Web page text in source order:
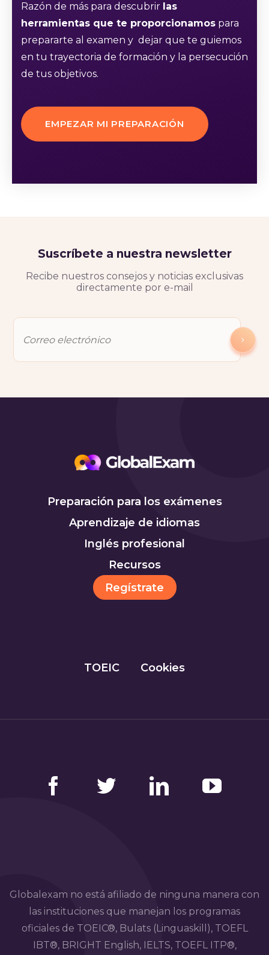
Razón de más para descubrir las
herramientas que te proporcionamos para
prepararte al examen y dejar que te guiemos
en tu trayectoria de formación y la persecución
de tus objetivos.
EMPEZAR MI PREPARACIÓN
Suscríbete a nuestra newsletter
Recibe nuestros consejos y noticias exclusivas
directamente por e-mail
Preparación para los exámenes
Aprendizaje de idiomas
Inglés profesional
Recursos
Regístrate
TOEIC Cookies
Globalexam no está afiliado de ninguna manera con
las instituciones que manejan los programas
oficiales de TOEIC®, Bulats (Linguaskill), TOEFL
IBT®, BRIGHT English, IELTS, TOEFL ITP®,